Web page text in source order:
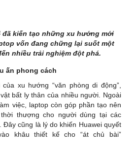
đã kiến tạo những xu hướng mới
vốn đang chững lại suốt một
nhiều trải nghiệm đột phá.
ấn phong cách
xu hướng “văn phòng di động”,
bất ly thân của nhiều người. Ngoài
việc, laptop còn góp phần tạo nên
thượng cho người dùng tại các
Đây cũng là lý do khiến Huawei quyết
khâu thiết kế cho “át chủ bài”